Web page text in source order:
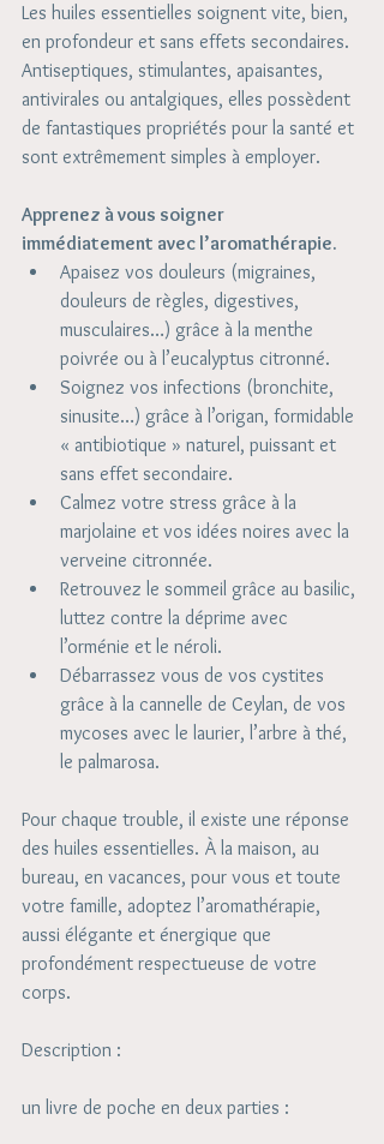
Les huiles essentielles soignent vite, bien,
en profondeur et sans effets secondaires.
Antiseptiques, stimulantes, apaisantes,
antivirales ou antalgiques, elles possèdent
de fantastiques propriétés pour la santé et
sont extrêmement simples à employer.
Apprenez à vous soigner
immédiatement avec l’aromathérapie.
Apaisez vos douleurs (migraines,
douleurs de règles, digestives,
musculaires…) grâce à la menthe
poivrée ou à l’eucalyptus citronné.
Soignez vos infections (bronchite,
sinusite…) grâce à l’origan, formidable
« antibiotique » naturel, puissant et
sans effet secondaire.
Calmez votre stress grâce à la
marjolaine et vos idées noires avec la
verveine citronnée.
Retrouvez le sommeil grâce au basilic,
luttez contre la déprime avec
l’orménie et le néroli.
Débarrassez vous de vos cystites
grâce à la cannelle de Ceylan, de vos
mycoses avec le laurier, l’arbre à thé,
le palmarosa.
Pour chaque trouble, il existe une réponse
des huiles essentielles. À la maison, au
bureau, en vacances, pour vous et toute
votre famille, adoptez l’aromathérapie,
aussi élégante et énergique que
profondément respectueuse de votre
corps.
Description :
un livre de poche en deux parties :